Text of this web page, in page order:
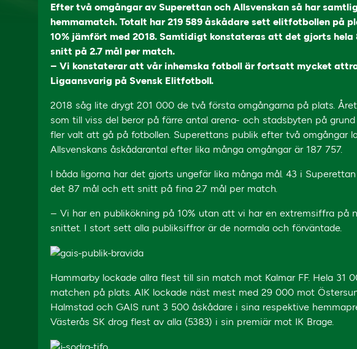
Efter två omgångar av Superettan och Allsvenskan så har
hemmamatch. Totalt har 219 589 åskådare sett elitfotbollen på
10% jämfört med 2018. Samtidigt konstateras att det gjorts hela
snitt på 2.7 mål per match.
– Vi konstaterar att vår inhemska fotboll är fortsatt mycket
Ligaansvarig på Svensk Elitfotboll.
2018 såg lite drygt 201 000 de två första omgångarna på plats.
som till viss del beror på färre antal arena- och stadsbyten på
fler valt att gå på fotbollen. Superettans publik efter två omgångar
Allsvenskans åskådarantal efter lika många omgångar är 187 757.
I båda ligorna har det gjorts ungefär lika många mål. 43 i
det 87 mål och ett snitt på fina 2.7 mål per match.
– Vi har en publikökning på 10% utan att vi har en extremsiffra på
snittet. I stort sett alla publiksiffror är de normala och förväntade.
Hammarby lockade allra flest till sin match mot Kalmar FF. Hela 31
matchen på plats. AIK lockade näst mest med 29 000 mot
Halmstad och GAIS runt 3 500 åskådare i sina respektive
Västerås SK drog flest av alla (5383) i sin premiär mot IK Brage.